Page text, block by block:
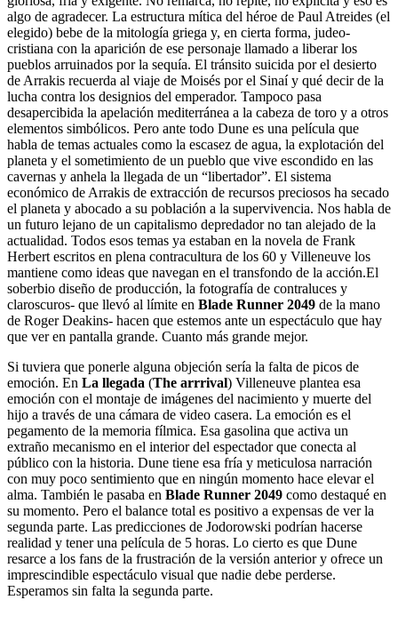
algo de agradecer. La estructura mítica del héroe de Paul Atreides (el
elegido) bebe de la mitología griega y, en cierta forma, judeo-
cristiana con la aparición de ese personaje llamado a liberar los
pueblos arruinados por la sequía. El tránsito suicida por el desierto
de Arrakis recuerda al viaje de Moisés por el Sinaí y qué decir de la
lucha contra los designios del emperador. Tampoco pasa
desapercibida la apelación mediterránea a la cabeza de toro y a otros
elementos simbólicos. Pero ante todo Dune es una película que
habla de temas actuales como la escasez de agua, la explotación del
planeta y el sometimiento de un pueblo que vive escondido en las
cavernas y anhela la llegada de un “libertador”. El sistema
económico de Arrakis de extracción de recursos preciosos ha secado
el planeta y abocado a su población a la supervivencia. Nos habla de
un futuro lejano de un capitalismo depredador no tan alejado de la
actualidad. Todos esos temas ya estaban en la novela de Frank
Herbert escritos en plena contracultura de los 60 y Villeneuve los
mantiene como ideas que navegan en el transfondo de la acción.El
soberbio diseño de producción, la fotografía de contraluces y
claroscuros- que llevó al límite en Blade Runner 2049 de la mano
de Roger Deakins- hacen que estemos ante un espectáculo que hay
que ver en pantalla grande. Cuanto más grande mejor.
Si tuviera que ponerle alguna objeción sería la falta de picos de
emoción. En La llegada (The arrrival) Villeneuve plantea esa
emoción con el montaje de imágenes del nacimiento y muerte del
hijo a través de una cámara de video casera. La emoción es el
pegamento de la memoria fílmica. Esa gasolina que activa un
extraño mecanismo en el interior del espectador que conecta al
público con la historia. Dune tiene esa fría y meticulosa narración
con muy poco sentimiento que en ningún momento hace elevar el
alma. También le pasaba en Blade Runner 2049 como destaqué en
su momento. Pero el balance total es positivo a expensas de ver la
segunda parte. Las predicciones de Jodorowski podrían hacerse
realidad y tener una película de 5 horas. Lo cierto es que Dune
resarce a los fans de la frustración de la versión anterior y ofrece un
imprescindible espectáculo visual que nadie debe perderse.
Esperamos sin falta la segunda parte.